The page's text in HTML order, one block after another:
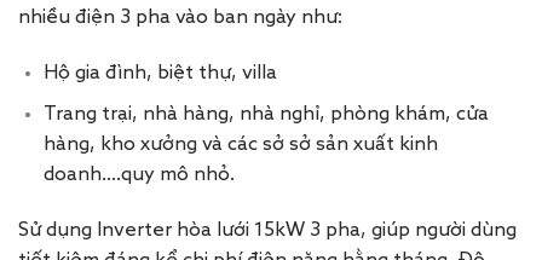
nhiều điện 3 pha vào ban ngày như:
Hộ gia đình, biệt thự, villa
Trang trại, nhà hàng, nhà nghỉ, phòng khám, cửa
hàng, kho xưởng và các sở sở sản xuất kinh
doanh….quy mô nhỏ.
Sử dụng Inverter hòa lưới 15kW 3 pha, giúp người dùng